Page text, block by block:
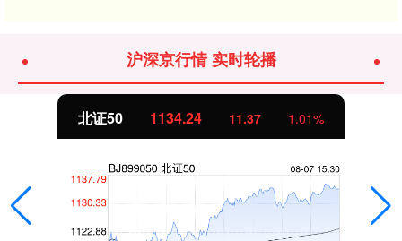
沪深京行情 实时轮播
北证50 1134.24 11.37 1.01%